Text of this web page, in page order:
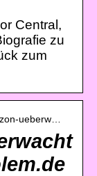
Central,
zu
zum
ueberw…